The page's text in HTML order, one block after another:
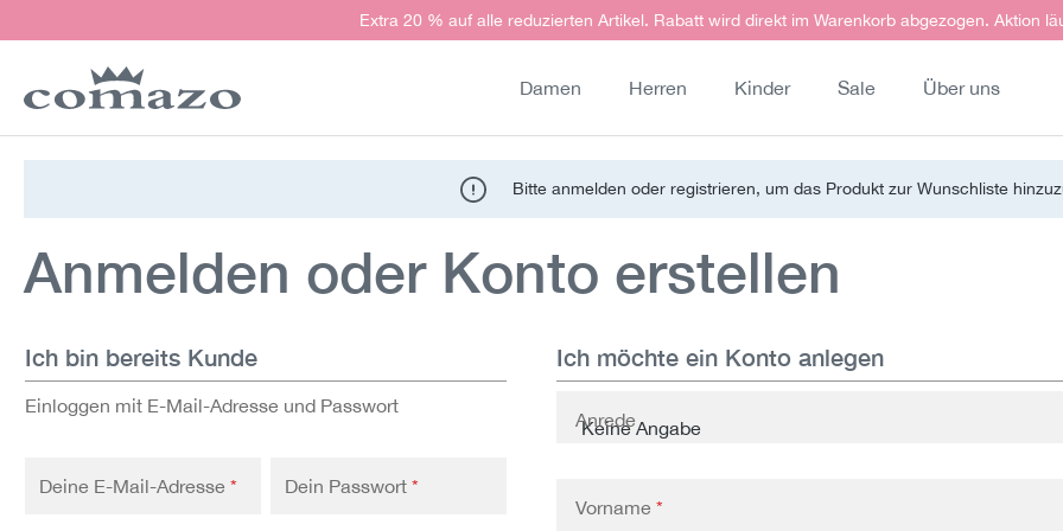
Zur Hauptnavigation springenExtra 20 % auf alle reduzierten Artikel. Rabatt wird direkt im Warenkorb abgezogen. Aktion
Damen Herren Kinder Sale Über uns
Bitte anmelden oder registrieren, um das Produkt zur Wunschliste
Anmelden oder Konto erstellen
Ich bin bereits Kunde
Einloggen mit E-Mail-Adresse und Passwort
Deine E-Mail-Adresse * Dein Passwort *
Ich möchte ein Konto anlegen
Persönliche Informationen
Anrede
Vorname *